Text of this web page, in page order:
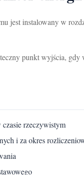
jest instalowany w
punkt wyjścia, gdy
rzeczywistym
i za okres